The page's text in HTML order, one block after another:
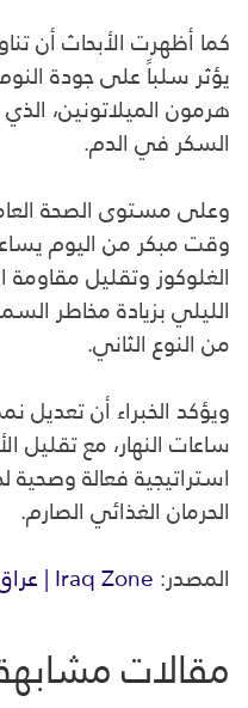
كما أظهرت الأبحاث أن
يؤثر سلباً على جودة
هرمون الميلاتونين،
السكر في الدم.
وعلى مستوى الصحة
وقت مبكر من اليوم
الغلوكوز وتقليل مقاومة
الليلي بزيادة مخاطر
من النوع الثاني.
ويؤكد الخبراء أن تعديل
ساعات النهار، مع تقليل
استراتيجية فعالة وصحية
الحرمان الغذائي الصارم.
المصدر:Iraq Zone | عراق زون
مقالات